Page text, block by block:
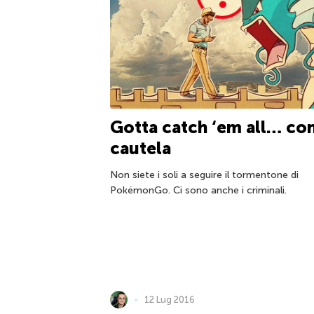
Gotta catch ‘em all…
cautela
Non siete i soli a seguire il tormentone di
PokémonGo. Ci sono anche i criminali.
12 Lug 2016